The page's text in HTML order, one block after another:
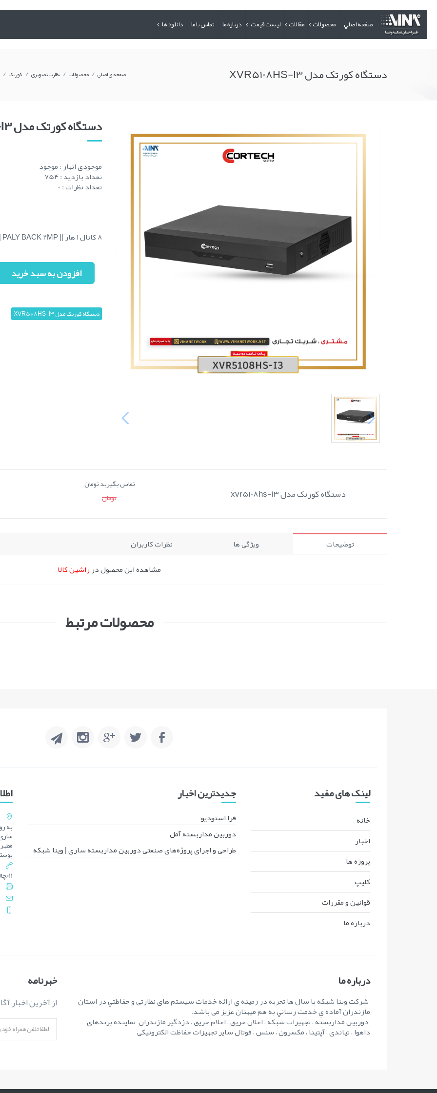
صفحه اصلي محصولات مقالات لیست قیمت درباره ما تماس با ما دانلود ها
دستگاه کورتک مدل XVR5108HS-I3 صفحه ی اصلی / محصولات / نظارت تصویری / کورتک /
دستگاه کورتک مدل XVR5108HS-I3
موجودی انبار :موجود
تعداد بازدید : 754
تعداد نظرات : 0
8 کانال 1 هار || 4IP CAM 2MP || SUPORTS 5MP || PALY BACK 2MP
افزودن به سبد خرید
دستگاه کورتک مدل XVR5108HS-I3
دستگاه کورتک مدل xvr5108hs-i3
تماس بگیرید تومان
تومان
توضیحات ویژگی ها
نظرات کاربران
مشاهده این محصول درراشین کالا
محصولات مرتبط
لینک های مفید
خانه
اخبار
پروژه ها
کليپ
قوانين و مقررات
درباره ما
جدیدترین اخبار
فرا استودیو
دوربین مداربسته آمل
طراحی و اجرای پروژه‌های صنعتی دوربین مداربسته ساری | وینا شبکه
011,چالوس : 3-0092 5222 - 011
درباره ما
شرکت وينا شبکه با سال ها تجربه در زمينه ي ارائه خدمات سیستم های نظارتی و حفاظتي در استان
مازندران آماده ي خدمت رساني به هم ميهنان عزيز می باشد.
دوربین مداربسته ، تجهیزات شبکه ، اعلان حریق ، اعلام حریق ، دزدگیر مازندران نماینده برندهای
داهوا ، تیاندی ، آپتینا ، مکسرون ، سنس ، فوتال سایر تجهیزات حفاظت الکترونیکی
خبرنامه
از آخرین اخبار